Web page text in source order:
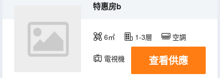
特惠房b
6㎡ 1-3層 空調
電視機 查看供應